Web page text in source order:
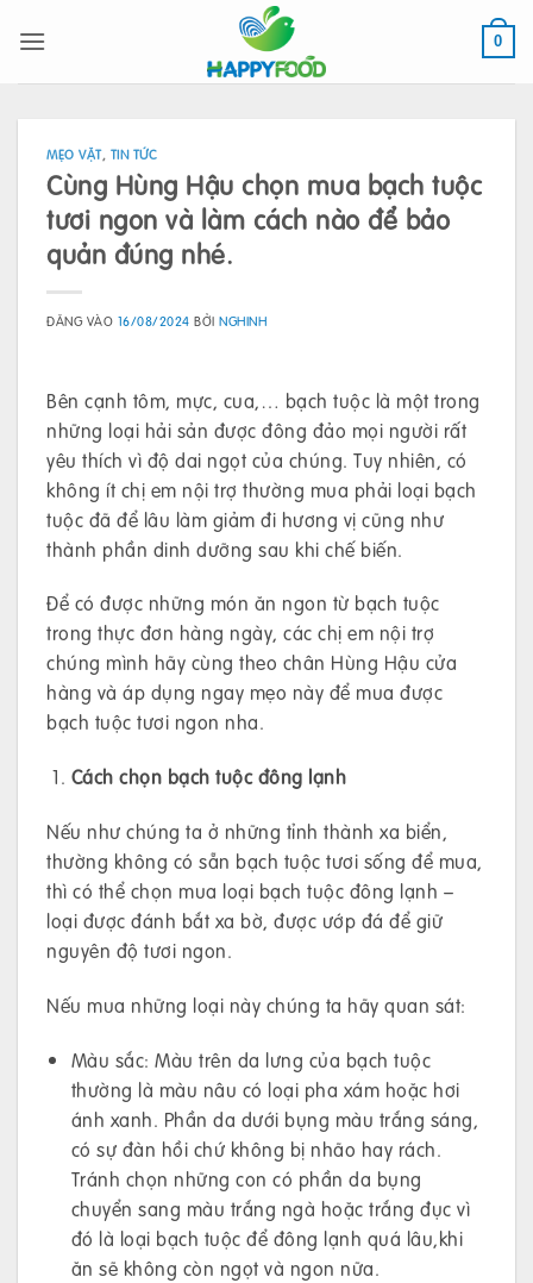
qua
0
MẸO VẶT, TIN TỨC
Cùng Hùng Hậu chọn mua bạch tuộc
tươi ngon và làm cách nào để bảo
quản đúng nhé.
ĐĂNG VÀO 16/08/2024 BỞINGHINH
Bên cạnh tôm, mực, cua,… bạch tuộc là một trong
những loại hải sản được đông đảo mọi người rất
yêu thích vì độ dai ngọt của chúng. Tuy nhiên, có
không ít chị em nội trợ thường mua phải loại bạch
tuộc đã để lâu làm giảm đi hương vị cũng như
thành phần dinh dưỡng sau khi chế biến.
Để có được những món ăn ngon từ bạch tuộc
trong thực đơn hàng ngày, các chị em nội trợ
chúng mình hãy cùng theo chân Hùng Hậu cửa
hàng và áp dụng ngay mẹo này để mua được
bạch tuộc tươi ngon nha.
Cách chọn bạch tuộc đông lạnh
Nếu như chúng ta ở những tỉnh thành xa biển,
thường không có sẵn bạch tuộc tươi sống để mua,
thì có thể chọn mua loại bạch tuộc đông lạnh –
loại được đánh bắt xa bờ, được ướp đá để giữ
nguyên độ tươi ngon.
Nếu mua những loại này chúng ta hãy quan sát:
Màu sắc: Màu trên da lưng của bạch tuộc
thường là màu nâu có loại pha xám hoặc hơi
ánh xanh. Phần da dưới bụng màu trắng sáng,
có sự đàn hồi chứ không bị nhão hay rách.
Tránh chọn những con có phần da bụng
chuyển sang màu trắng ngà hoặc trắng đục vì
đó là loại bạch tuộc để đông lạnh quá lâu,khi
ăn sẽ không còn ngọt và ngon nữa.